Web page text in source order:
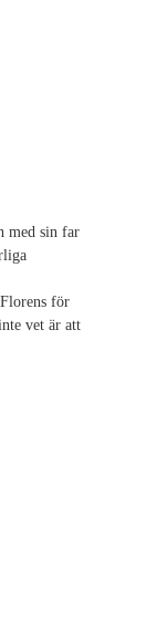
med sin far
för
vet är att